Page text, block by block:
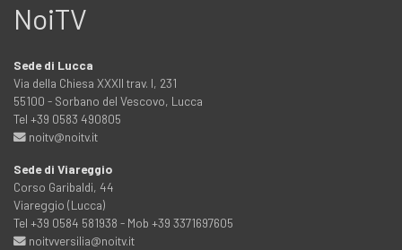
NoiTV
Sede di Lucca
Via della Chiesa XXXII trav. I, 231
55100 - Sorbano del Vescovo, Lucca
Tel +39 0583 490805
noitv@noitv.it
Sede di Viareggio
Corso Garibaldi, 44
Viareggio (Lucca)
Tel +39 0584 581938 - Mob +39 3371697605
noitvversilia@noitv.it